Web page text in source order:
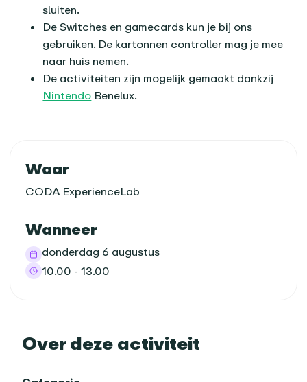
sluiten.
De Switches en gamecards kun je bij ons
gebruiken. De kartonnen controller mag je mee
naar huis nemen.
De activiteiten zijn mogelijk gemaakt dankzij
Nintendo Benelux.
Praktische informatie
Waar
CODA ExperienceLab
Wanneer
donderdag 6 augustus
10.00 - 13.00
Over deze activiteit